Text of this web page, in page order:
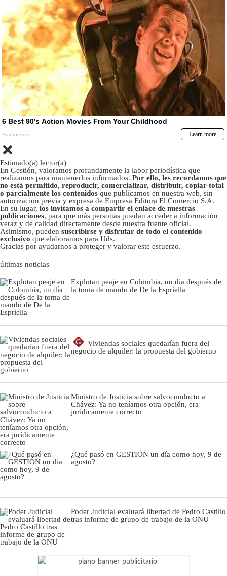
Estimado(a) lector(a)
En Gestión, valoramos profundamente la labor periodística que
realizamos para mantenerlos informados. Por ello, les recordamos que
no está permitido, reproducir, comercializar, distribuir, copiar total
o parcialmente los contenidos que publicamos en nuestra web, sin
autorizacion previa y expresa de Empresa Editora El Comercio S.A.
En su lugar, los invitamos a compartir el enlace de nuestras
publicaciones, para que más personas puedan acceder a información
veraz y de calidad directamente desde nuestra fuente oficial.
Asimismo, pueden suscribirse y disfrutar de todo el contenido
exclusivo que elaboramos para Uds.
Gracias por ayudarnos a proteger y valorar este esfuerzo.
últimas noticias
Explotan peaje en Colombia, un día después de
la toma de mando de De la Espriella
G
Viviendas sociales quedarían fuera del
negocio de alquiler: la propuesta del gobierno
Ministro de Justicia sobre salvoconducto a
Chávez: Ya no teníamos otra opción, era
jurídicamente correcto
¿Qué pasó en GESTIÓN un día como hoy, 9 de
agosto?
Poder Judicial evaluará libertad de Pedro Castillo
tras informe de grupo de trabajo de la ONU